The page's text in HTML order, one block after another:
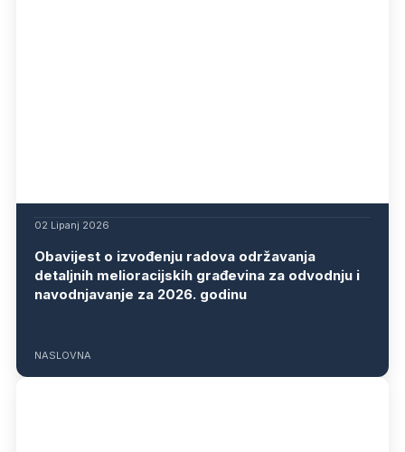
02 Lipanj 2026
Obavijest o izvođenju radova održavanja
detaljnih melioracijskih građevina za odvodnju i
navodnjavanje za 2026. godinu
NASLOVNA